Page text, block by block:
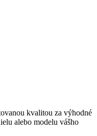
kvalitou za výhodné
alebo modelu vášho